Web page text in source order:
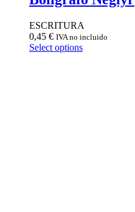
ESCRITURA
0,45 € IVA no incluido
Select options